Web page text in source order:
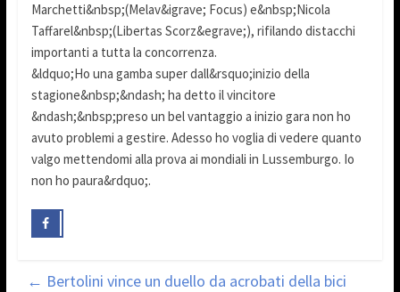
Marchetti&nbsp;(Melav&igrave; Focus) e&nbsp;Nicola
Taffarel&nbsp;(Libertas Scorz&egrave;), rifilando distacchi
importanti a tutta la concorrenza.
&ldquo;Ho una gamba super dall&rsquo;inizio della
stagione&nbsp;&ndash; ha detto il vincitore
&ndash;&nbsp;preso un bel vantaggio a inizio gara non ho
avuto problemi a gestire. Adesso ho voglia di vedere quanto
valgo mettendomi alla prova ai mondiali in Lussemburgo. Io
non ho paura&rdquo;.
← Bertolini vince un duello da acrobati della bici